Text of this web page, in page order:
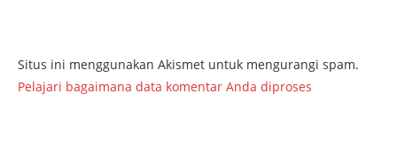
Situs ini menggunakan Akismet untuk mengurangi spam.
Pelajari bagaimana data komentar Anda diproses